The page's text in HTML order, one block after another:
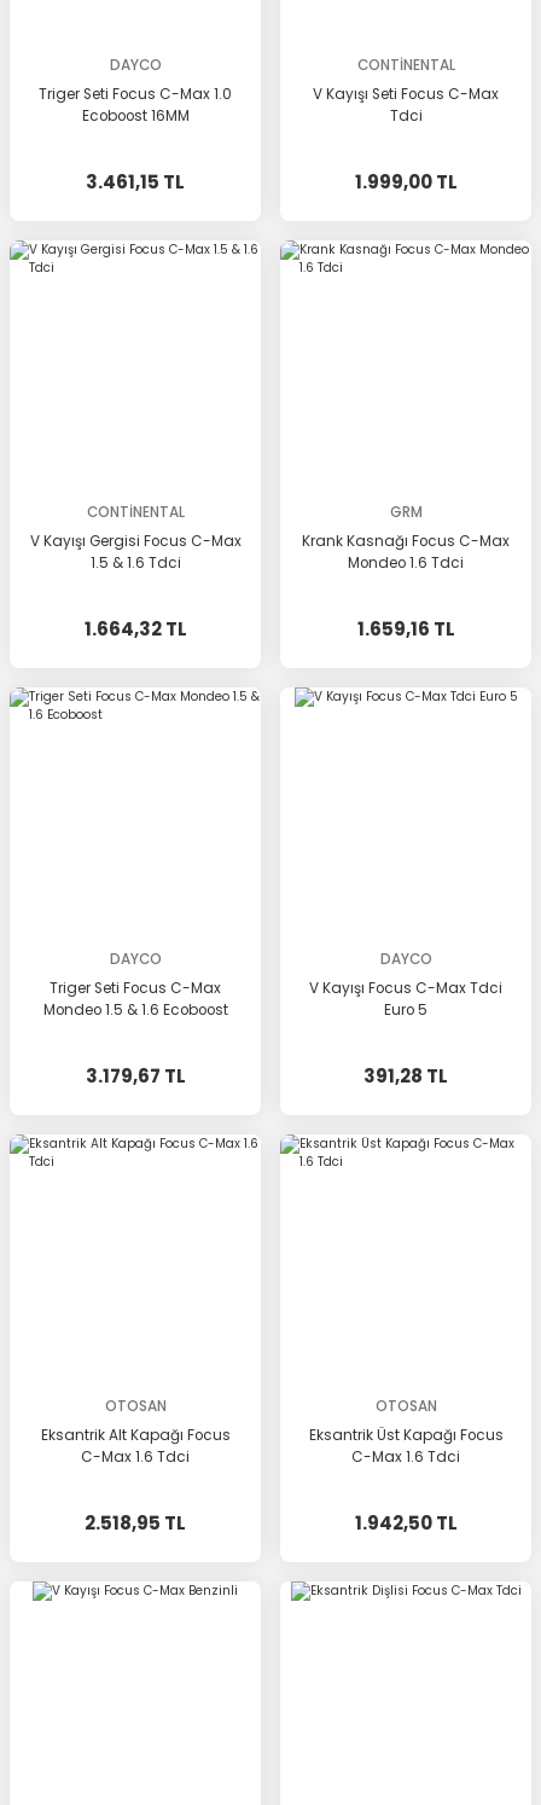
DAYCO
Triger Seti Focus C-Max 1.0
Ecoboost 16MM
3.461,15 TL
CONTİNENTAL
V Kayışı Seti Focus C-Max
Tdci
1.999,00 TL
CONTİNENTAL
V Kayışı Gergisi Focus C-Max
1.5 & 1.6 Tdci
1.664,32 TL
GRM
Krank Kasnağı Focus C-Max
Mondeo 1.6 Tdci
1.659,16 TL
DAYCO
Triger Seti Focus C-Max
Mondeo 1.5 & 1.6 Ecoboost
3.179,67 TL
DAYCO
V Kayışı Focus C-Max Tdci
Euro 5
391,28 TL
OTOSAN
Eksantrik Alt Kapağı Focus
C-Max 1.6 Tdci
2.518,95 TL
OTOSAN
Eksantrik Üst Kapağı Focus
C-Max 1.6 Tdci
1.942,50 TL